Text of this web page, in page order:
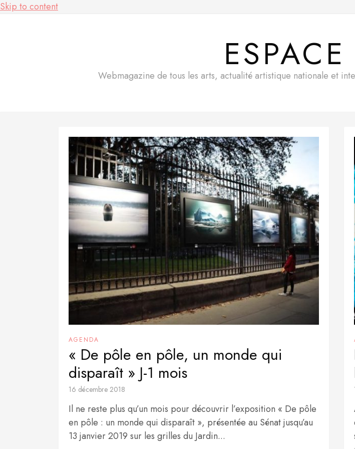
Skip to content
Webmagazine de tous les arts, actualité artistique nationale et
AGENDA
« De pôle en pôle, un monde qui
disparaît » J-1 mois
16 décembre 2018
Il ne reste plus qu’un mois pour découvrir l’exposition « De pôle
en pôle : un monde qui disparaît », présentée au Sénat jusqu’au
13 janvier 2019 sur les grilles du Jardin...